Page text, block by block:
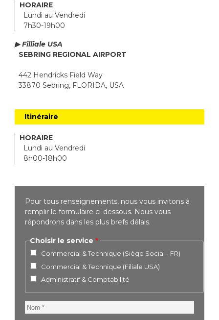
HORAIRE
Lundi au Vendredi
7h30-19h00
▶ Filliale USA
SEBRING REGIONAL AIRPORT
442 Hendricks Field Way
33870 Sebring, FLORIDA, USA
Itinéraire
HORAIRE
Lundi au Vendredi
8h00-18h00
Pour tous renseignements, nous vous invitons à
remplir le formulaire ci-dessous. Nous vous
répondrons dans les plus brefs délais.
Choisir le service
Commercial & Technique (Siège Social - FR)
Commercial & Technique (Filiale USA)
Administratif & Comptabilité
Nom